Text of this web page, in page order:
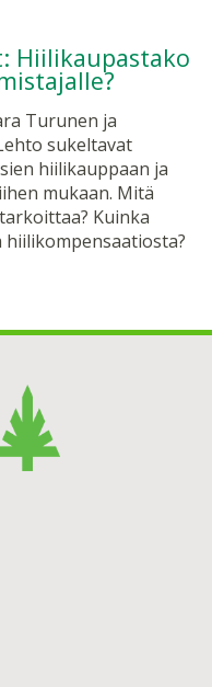
Hiilikaupastako
Turunen ja
sukeltavat
hiilikauppaan ja
mukaan. Mitä
Kuinka